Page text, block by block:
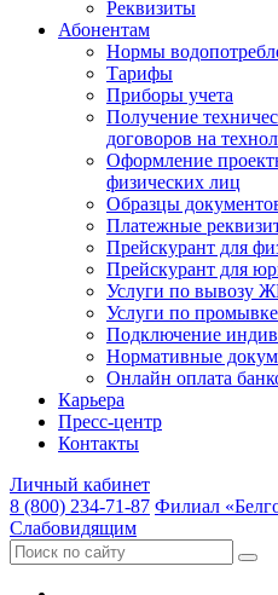
Реквизиты
Абонентам
Нормы
Тарифы
Приборы учета
Получение
договоров на
Оформление
физических лиц
Образцы
Платежные
Прейскурант для
Прейскурант для
Услуги по вывозу
Услуги по
Подключение
Нормативные
Онлайн оплата
Карьера
Пресс-центр
Контакты
Личный кабинет
8 (800) 234-71-87 Филиал
Слабовидящим